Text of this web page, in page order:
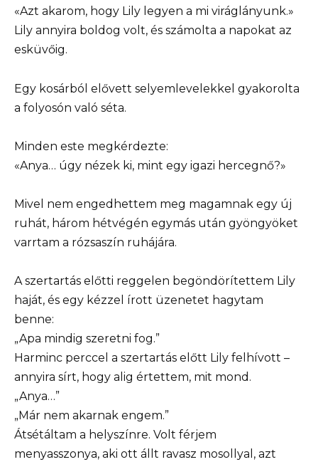
«Azt akarom, hogy Lily legyen a mi viráglányunk.»
Lily annyira boldog volt, és számolta a napokat az
esküvőig.
Egy kosárból elővett selyemlevelekkel gyakorolta
a folyosón való séta.
Minden este megkérdezte:
«Anya… úgy nézek ki, mint egy igazi hercegnő?»
Mivel nem engedhettem meg magamnak egy új
ruhát, három hétvégén egymás után gyöngyöket
varrtam a rózsaszín ruhájára.
A szertartás előtti reggelen begöndörítettem Lily
haját, és egy kézzel írott üzenetet hagytam
benne:
„Apa mindig szeretni fog.”
Harminc perccel a szertartás előtt Lily felhívott –
annyira sírt, hogy alig értettem, mit mond.
„Anya…”
„Már nem akarnak engem.”
Átsétáltam a helyszínre. Volt férjem
menyasszonya, aki ott állt ravasz mosollyal, azt